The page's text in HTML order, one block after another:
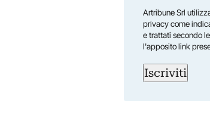
Nome
Artribune Srl
privacy come
e trattati secondo
l'apposito link
Iscriviti